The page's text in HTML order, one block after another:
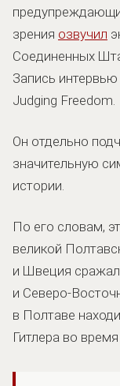
зрения озвучил
Соединенных
Запись
Judging Freedom.
Он отдельно
значительную
истории.
По его словам,
великой
и Швеция
и Северо-
в Полтаве
Гитлера во